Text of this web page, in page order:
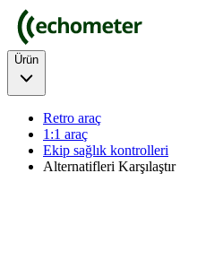
Ürün
Retro araç
1:1 araç
Ekip sağlık kontrolleri
Alternatifleri Karşılaştır